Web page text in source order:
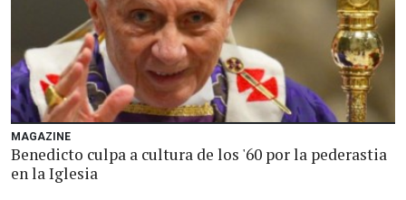
MAGAZINE
Benedicto culpa a cultura de los '60 por la pederastia
en la Iglesia